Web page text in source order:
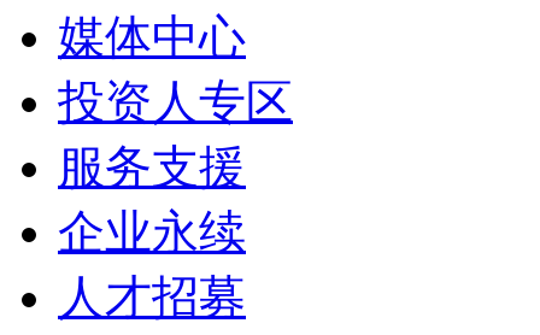
媒体中心
投资人专区
服务支援
企业永续
人才招募